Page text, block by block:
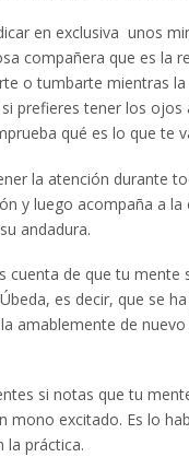
en exclusiva unos
compañera que es la
o tumbarte mientras la
prefieres tener los ojos
qué es lo que te
la atención durante
y luego acompaña a la
andadura.
cuenta de que tu mente
es decir, que se
amablemente de nuevo
si notas que tu
mono excitado. Es lo
la práctica.